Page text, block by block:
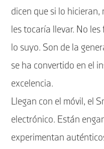
dicen que si lo
les tocaría llevar. No
lo suyo. Son de la
se ha convertido en el
excelencia.
Llegan con el móvil, el
electrónico. Están
experimentan